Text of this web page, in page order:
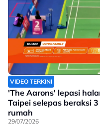
VIDEO TERKINI
'The Aarons' lepasi
Taipei selepas beraksi
rumah
29/07/2026